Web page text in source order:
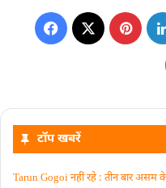
टॉप खबरें
Tarun Gogoi नहीं रहे : तीन बार असम